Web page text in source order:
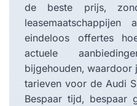
de beste prijs,
eindeloos offertes
actuele
bijgehouden, waardoor
tarieven voor de Audi
Bespaar tijd,